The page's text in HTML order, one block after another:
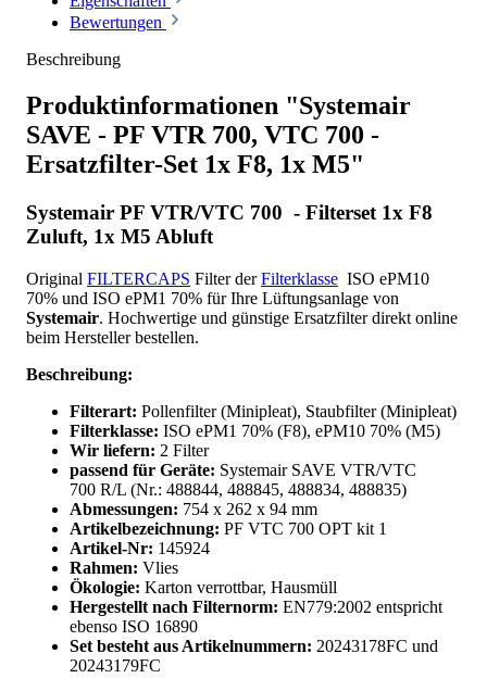
Bewertungen
Beschreibung
Produktinformationen "Systemair
SAVE - PF VTR 700, VTC 700 -
Ersatzfilter-Set 1x F8, 1x M5"
Systemair PF VTR/VTC 700 - Filterset 1x F8
Zuluft, 1x M5 Abluft
Original FILTERCAPS Filter derFilterklasse ISO ePM10
70% und ISO ePM1 70% für Ihre Lüftungsanlage von
Systemair. Hochwertige und günstige Ersatzfilter direkt online
beim Hersteller bestellen.
Beschreibung:
Filterart: Pollenfilter (Minipleat), Staubfilter (Minipleat)
Filterklasse: ISO ePM1 70% (F8), ePM10 70% (M5)
Wir liefern: 2 Filter
passend für Geräte: Systemair SAVE VTR/VTC
700 R/L (Nr.: 488844, 488845, 488834, 488835)
Abmessungen: 754 x 262 x 94 mm
Artikelbezeichnung: PF VTC 700 OPT kit 1
Artikel-Nr: 145924
Rahmen: Vlies
Ökologie: Karton verrottbar, Hausmüll
Hergestellt nach Filternorm: EN779:2002 entspricht
ebenso ISO 16890
Set besteht aus Artikelnummern: 20243178FC und
20243179FC